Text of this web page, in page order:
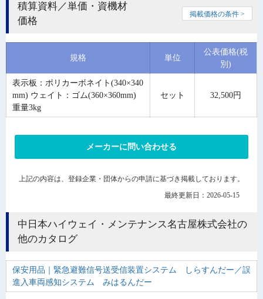
積算資料／単価・資機材
価格
掲載価格の条件 >
規格 単位
公表価格(税
別)
表示板：ポリカーボネイト(340×340
mm) ウェイト：ゴム(360×360mm)
重量3kg
セット 32,500円
メーカーに問い合わせる
上記の内容は、登録企業・団体からの申請に基づき掲載しております。
最終更新日：2026-05-15
中日本ハイウェイ・メンテナンス名古屋株式会社の
他のカタログ
保安用品｜緊急避難信号送受信装置システム しらすんだー／誤
進入車両感知システム みはるんだー